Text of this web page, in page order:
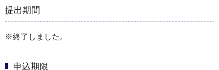
提出期間
※終了しました。
申込期限